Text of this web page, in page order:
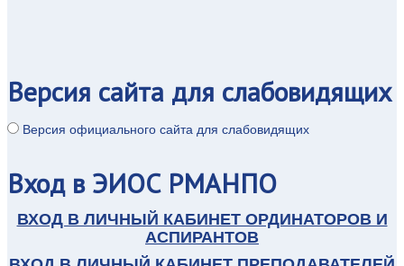
Версия сайта для слабовидящих
Версия официального сайта для слабовидящих
Входв ЭИОС РМАНПО
ВХОД В ЛИЧНЫЙ КАБИНЕТ ОРДИНАТОРОВ И
АСПИРАНТОВ